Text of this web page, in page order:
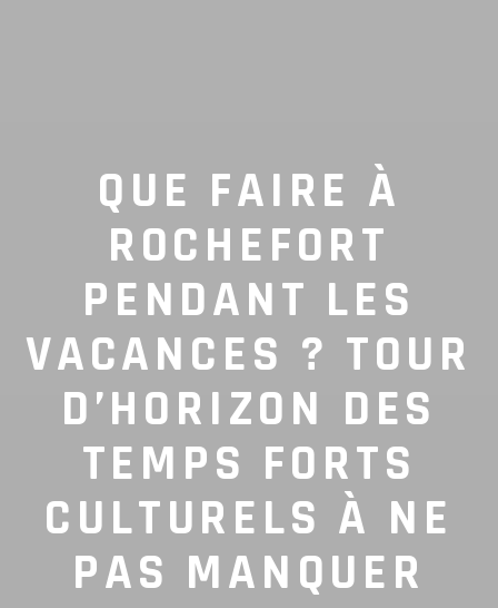
QUE FAIRE À
ROCHEFORT
PENDANT LES
VACANCES ? TOUR
D’HORIZON DES
TEMPS FORTS
CULTURELS À NE
PAS MANQUER